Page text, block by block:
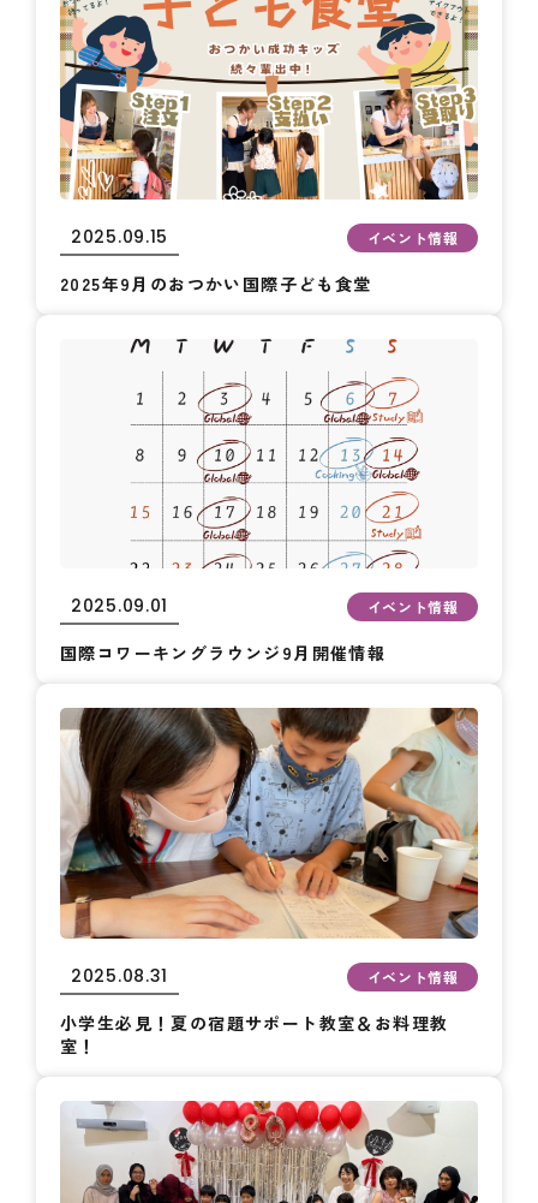
2025.09.15 イベント情報
2025年9月のおつかい国際子ども食堂
2025.09.01 イベント情報
国際コワーキングラウンジ9月開催情報
2025.08.31 イベント情報
小学生必見！夏の宿題サポート教室＆お料理教
室！